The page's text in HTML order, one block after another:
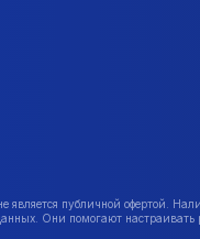
публичной офертой.
Они помогают